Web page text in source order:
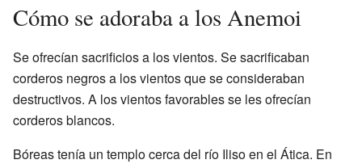
Cómo se adoraba a los Anemoi
Se ofrecían sacrificios a los vientos. Se sacrificaban
corderos negros a los vientos que se consideraban
destructivos. A los vientos favorables se les ofrecían
corderos blancos.
Bóreas tenía un templo cerca del río Iliso en el Ática. En